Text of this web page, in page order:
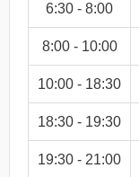
6:30 - 8:00
8:00 - 10:00
10:00 - 18:30
18:30 - 19:30
19:30 - 21:00